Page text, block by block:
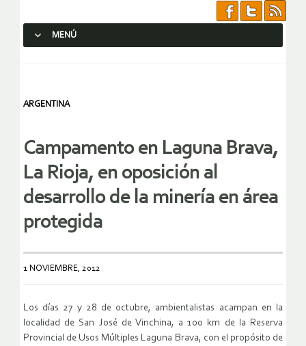
MENÚ
ARGENTINA
Campamento en Laguna Brava,
La Rioja, en oposición al
desarrollo de la minería en área
protegida
1 NOVIEMBRE, 2012
Los días 27 y 28 de octubre, ambientalistas acampan en la
localidad de San José de Vinchina, a 100 km de la Reserva
Provincial de Usos Múltiples Laguna Brava, con el propósito de